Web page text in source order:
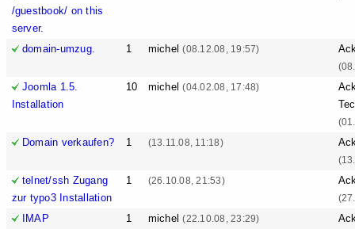
/guestbook/ on this
server.
domain-umzug. 1 michel(08.12.08, 19:57)
Joomla 1.5.
Installation
10 michel(04.02.08, 17:48)
Domain verkaufen? 1 (13.11.08, 11:18)
telnet/ssh Zugang
zur typo3 Installation
1 (26.10.08, 21:53)
IMAP 1 michel(22.10.08, 23:29)